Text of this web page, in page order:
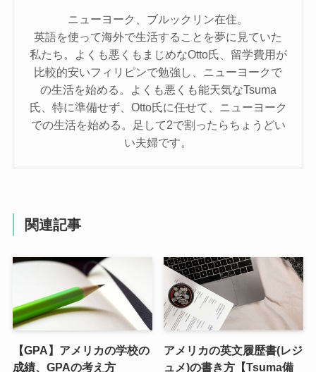
ニューヨーク、ブルックリン在住。
英語を使って海外で生活することを夢に見ていた
私たち。よくも悪くもまじめなOtto氏、留学費用が
比較的安いフィリピンで勉強し、ニューヨークで
の生活を始める。よくも悪くも能天気なTsuma
氏、特に準備せず、Otto氏に任せて、ニューヨーク
での生活を始める。足して2で割ったらちょうどい
い夫婦です。
関連記事
【GPA】アメリカの学校の
成績、GPAの考え方
アメリカの英文履歴書(レジ
ュメ)の書き方【Tsuma備